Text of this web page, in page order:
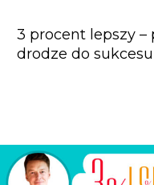
n
e
3 procent lepszy
drodze do sukcesu